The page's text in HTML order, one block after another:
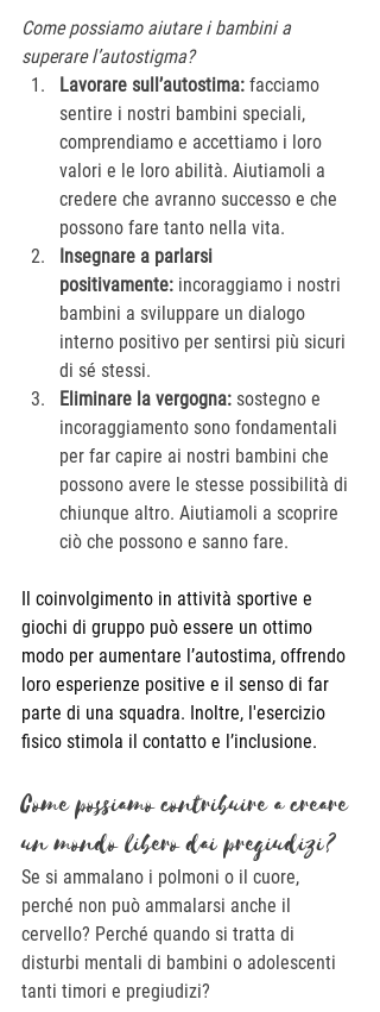
Come possiamo aiutare i bambini a
superare l’autostigma?
Lavorare sull’autostima: facciamo
sentire i nostri bambini speciali,
comprendiamo e accettiamo i loro
valori e le loro abilità. Aiutiamoli a
credere che avranno successo e che
possono fare tanto nella vita.
Insegnare a parlarsi
positivamente: incoraggiamo i nostri
bambini a sviluppare un dialogo
interno positivo per sentirsi più sicuri
di sé stessi.
Eliminare la vergogna: sostegno e
incoraggiamento sono fondamentali
per far capire ai nostri bambini che
possono avere le stesse possibilità di
chiunque altro. Aiutiamoli a scoprire
ciò che possono e sanno fare.
Il coinvolgimento in attività sportive e
giochi di gruppo può essere un ottimo
modo per aumentare l’autostima, offrendo
loro esperienze positive e il senso di far
parte di una squadra. Inoltre, l'esercizio
fisico stimola il contatto e l’inclusione.
Come possiamo contribuire a creare
un mondo libero dai pregiudizi?
Se si ammalano i polmoni o il cuore,
perché non può ammalarsi anche il
cervello? Perché quando si tratta di
disturbi mentali di bambini o adolescenti
tanti timori e pregiudizi?